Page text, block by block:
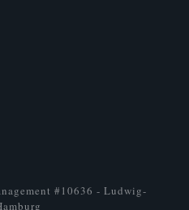
#10636 - Ludwig-